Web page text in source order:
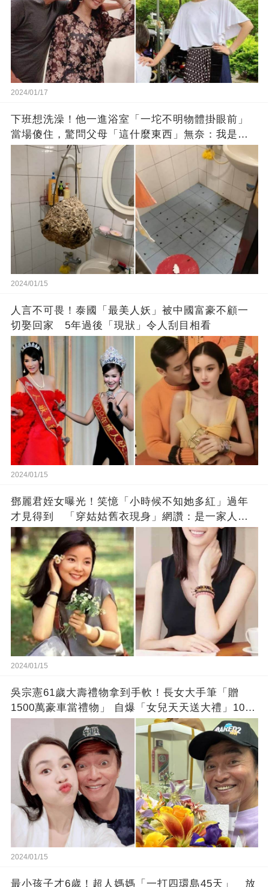
2024/01/17
下班想洗澡！他一進浴室「一坨不明物體掛眼前」
當場傻住，驚問父母「這什麼東西」無奈：我是親
生的嗎？
2024/01/15
人言不可畏！泰國「最美人妖」被中國富豪不顧一
切娶回家 5年過後「現狀」令人刮目相看
2024/01/15
鄧麗君姪女曝光！笑憶「小時候不知她多紅」過年
才見得到 「穿姑姑舊衣現身」網讚：是一家人沒
錯!
2024/01/15
吳宗憲61歲大壽禮物拿到手軟！長女大手筆「贈
1500萬豪車當禮物」 自爆「女兒天天送大禮」10年
徒弟也不甘示弱!
2024/01/15
最小孩子才6歲！超人媽媽「一打四環島45天」 放